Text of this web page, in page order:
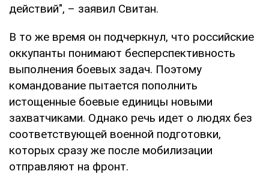
действий", – заявил Свитан.
В то же время он подчеркнул, что российские
оккупанты понимают бесперспективность
выполнения боевых задач. Поэтому
командование пытается пополнить
истощенные боевые единицы новыми
захватчиками. Однако речь идет о людях без
соответствующей военной подготовки,
которых сразу же после мобилизации
отправляют на фронт.